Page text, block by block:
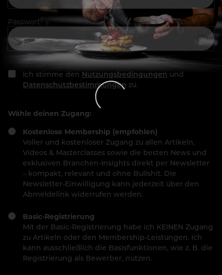
Passwort
Ich stimme den Nutzungsbedingungen und
Datenschutzbestimmungen zu.
Wähle deinen Zugang:
Kostenlose Membership (empfohlen)
Voller und kostenloser Zugang zu allen Artikeln,
Videos & Masterclasses sowie die besten News und
exklusiven Branchen-Insights direkt per Newsletter
– kompakt, relevant und ohne Bullshit. Die
Newsletter-Einwilligung kann jederzeit über den
Abmeldelink widerrufen werden.
Basic-Registrierung
Mit der Basic-Registrierung habe ich KEINEN Zugang
zu Artikeln oder den Membership-Leistungen. Ich
kann ausschließlich die Basisfunktionen, wie z. B. die
Registrierung als Bewerber, nutzen.